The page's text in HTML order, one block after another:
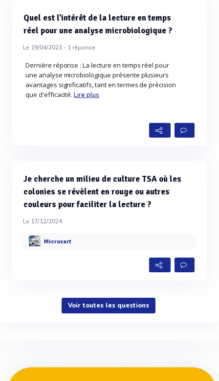
Quel est l'intérêt de la lecture en temps
réel pour une analyse microbiologique ?
Le 19/04/2023 - 1réponse
Dernière réponse : La lecture en temps réel pour
une analyse microbiologique présente plusieurs
avantages significatifs, tant en termes de précision
que d'efficacité.Lire plus
Je cherche un milieu de culture TSA où les
colonies se révèlent en rouge ou autres
couleurs pour faciliter la lecture ?
Le 17/12/2024
Microsart
Voir toutes les questions